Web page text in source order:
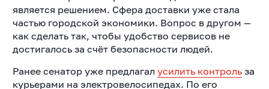
является решением. Сфера доставки уже стала
частью городской экономики. Вопрос в другом —
как сделать так, чтобы удобство сервисов не
достигалось за счёт безопасности людей.
Ранее сенатор уже предлагал усилить контрольза
курьерами на электровелосипедах. По его